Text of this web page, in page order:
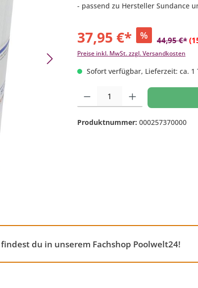
- passend zu Hersteller Sundance
37,95 €* % 44,95 €*
Preise inkl. MwSt. zzgl. Versandkosten
Sofort verfügbar, Lieferzeit: ca. 1
Produkt Anzahl: Gib den gewünschten
Produktnummer: 000257370000
du in unserem Fachshop Poolwelt24!